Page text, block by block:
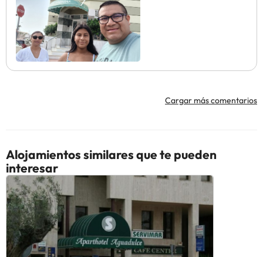
Cargar más comentarios
Alojamientos similares que te pueden
interesar